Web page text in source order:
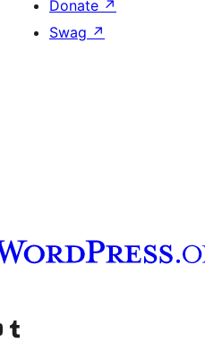
Donate ↗
Swag ↗
account
YouTube channel
Visit our Tumblr account